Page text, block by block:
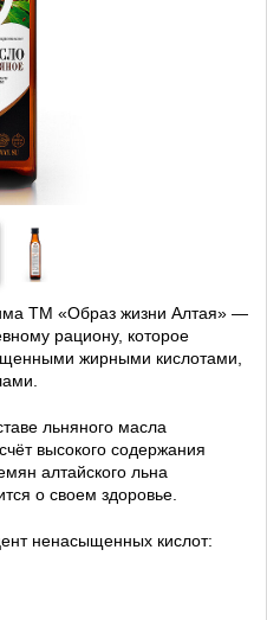
ТМ «Образ жизни Алтая» —
рациону, которое
жирными кислотами,
льняного масла
высокого содержания
алтайского льна
о своем здоровье.
ненасыщенных кислот: